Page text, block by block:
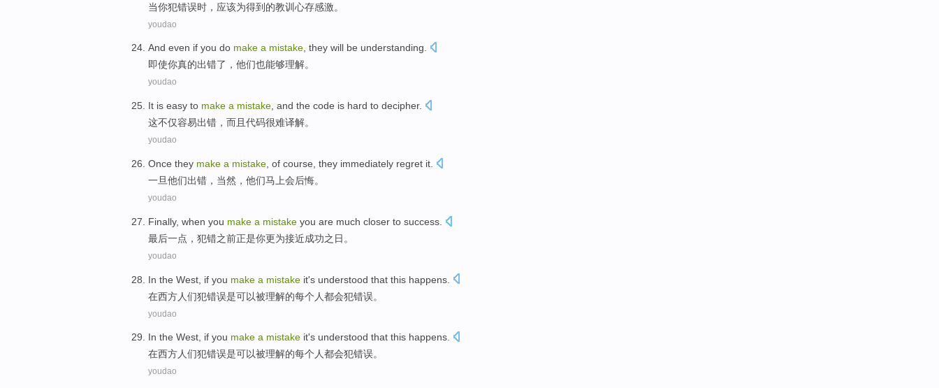
当你犯错误时， 应该为得到的教训心存感激。
youdao
And even if you do make a mistake, they will be understanding.
即使你真的出错了， 他们也能够理解。
youdao
It is easy to make a mistake and the code is hard to decipher.
这不仅容易出错 ， 而且 代码很难译解。
youdao
Once they make a mistake of course , they immediately regret it
一旦他们出错 ， 当然 ，他们马上会后悔。
youdao
Finally, when you make a mistake you are much closer to success
最后一点 ， 犯错之前正是你更为接近成功之日。
youdao
In the West , if you make a mistake it's understood that this happens
在西方人们犯错误是可以被理解的每个人都会犯错误。
youdao
In the West, if you make a mistake it's understood that this happens.
在西方人们犯错误是可以被理解的每个人都会犯错误。
youdao